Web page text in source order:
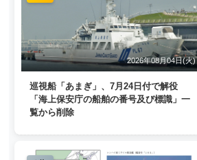
2026年08月04日(火)
巡視船「あまぎ」、7月24日付で解役
「海上保安庁の船舶の番号及び標識」一
覧から削除